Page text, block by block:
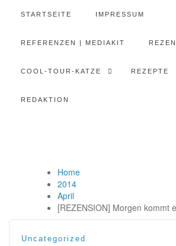
STARTSEITE IMPRESSUM
REFERENZEN | MEDIAKIT
COOL-TOUR-KATZE REZEPTE
REDAKTION
Home
2014
April
[REZENSION] Morgen kommt
Uncategorized